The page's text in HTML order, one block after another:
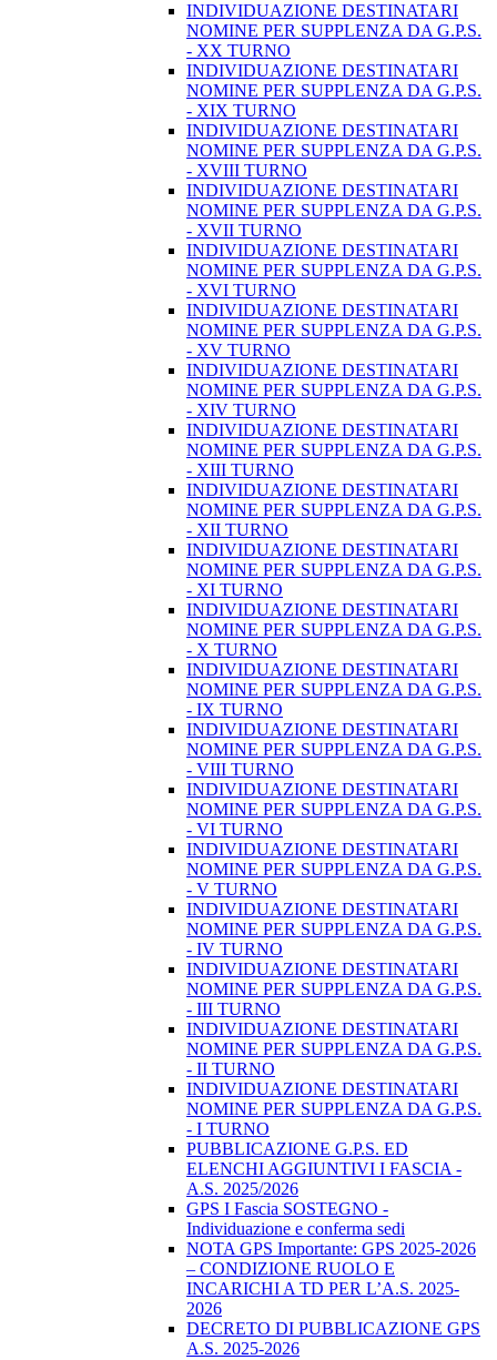
INDIVIDUAZIONE DESTINATARI
NOMINE PER SUPPLENZA DA G.P.S.
- XX TURNO
INDIVIDUAZIONE DESTINATARI
NOMINE PER SUPPLENZA DA G.P.S.
- XIX TURNO
INDIVIDUAZIONE DESTINATARI
NOMINE PER SUPPLENZA DA G.P.S.
- XVIII TURNO
INDIVIDUAZIONE DESTINATARI
NOMINE PER SUPPLENZA DA G.P.S.
- XVII TURNO
INDIVIDUAZIONE DESTINATARI
NOMINE PER SUPPLENZA DA G.P.S.
- XVI TURNO
INDIVIDUAZIONE DESTINATARI
NOMINE PER SUPPLENZA DA G.P.S.
- XV TURNO
INDIVIDUAZIONE DESTINATARI
NOMINE PER SUPPLENZA DA G.P.S.
- XIV TURNO
INDIVIDUAZIONE DESTINATARI
NOMINE PER SUPPLENZA DA G.P.S.
- XIII TURNO
INDIVIDUAZIONE DESTINATARI
NOMINE PER SUPPLENZA DA G.P.S.
- XII TURNO
INDIVIDUAZIONE DESTINATARI
NOMINE PER SUPPLENZA DA G.P.S.
- XI TURNO
INDIVIDUAZIONE DESTINATARI
NOMINE PER SUPPLENZA DA G.P.S.
- X TURNO
INDIVIDUAZIONE DESTINATARI
NOMINE PER SUPPLENZA DA G.P.S.
- IX TURNO
INDIVIDUAZIONE DESTINATARI
NOMINE PER SUPPLENZA DA G.P.S.
- VIII TURNO
INDIVIDUAZIONE DESTINATARI
NOMINE PER SUPPLENZA DA G.P.S.
- VI TURNO
INDIVIDUAZIONE DESTINATARI
NOMINE PER SUPPLENZA DA G.P.S.
- V TURNO
INDIVIDUAZIONE DESTINATARI
NOMINE PER SUPPLENZA DA G.P.S.
- IV TURNO
INDIVIDUAZIONE DESTINATARI
NOMINE PER SUPPLENZA DA G.P.S.
- III TURNO
INDIVIDUAZIONE DESTINATARI
NOMINE PER SUPPLENZA DA G.P.S.
- II TURNO
INDIVIDUAZIONE DESTINATARI
NOMINE PER SUPPLENZA DA G.P.S.
- I TURNO
PUBBLICAZIONE G.P.S. ED
ELENCHI AGGIUNTIVI I FASCIA -
A.S. 2025/2026
GPS I Fascia SOSTEGNO -
Individuazione e conferma sedi
NOTA GPS Importante: GPS 2025-2026
– CONDIZIONE RUOLO E
INCARICHI A TD PER L’A.S. 2025-
2026
DECRETO DI PUBBLICAZIONE GPS
A.S. 2025-2026